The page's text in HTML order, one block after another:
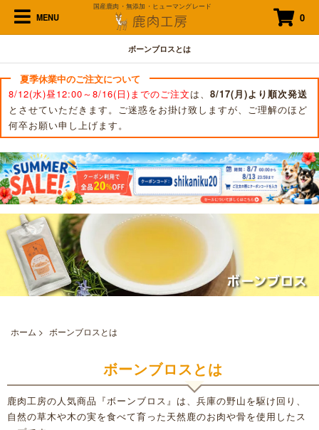
MENU
国産鹿肉・無添加・ヒューマングレード
0
ボーンブロスとは
夏季休業中のご注文について
8/12(水)昼12:00～8/16(日)までのご注文は、 8/17(月)より順次発送
とさせていただきます。ご迷惑をお掛け致しますが、ご理解のほど
何卒お願い申し上げます。
ホーム > ボーンブロスとは
ボーンブロスとは
鹿肉工房の人気商品『ボーンブロス』は、兵庫の野山を駆け回り、
自然の草木や木の実を食べて育った天然鹿のお肉や骨を使用したス